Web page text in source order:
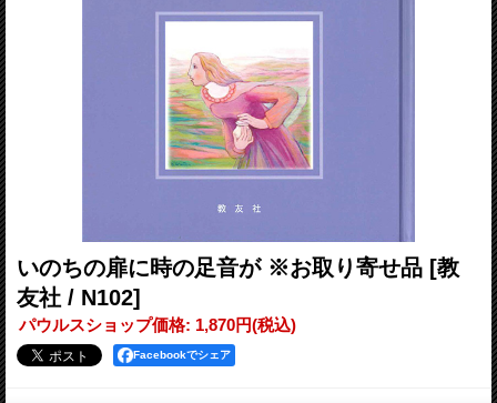
いのちの扉に時の足音が ※お取り寄せ品 [教
友社 / N102]
パウルスショップ価格: 1,870円(税込)
Facebookでシェア